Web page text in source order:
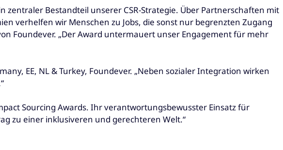
Bestandteil unserer CSR-Strategie. Über Partnerschaften mit
verhelfen wir Menschen zu Jobs, die sonst nur begrenzten Zugang
Foundever. „Der Award untermauert unser Engagement für mehr
EE, NL & Turkey, Foundever. „Neben sozialer Integration wirken
Sourcing Awards. Ihr verantwortungsbewusster Einsatz für
zu einer inklusiveren und gerechteren Welt.“